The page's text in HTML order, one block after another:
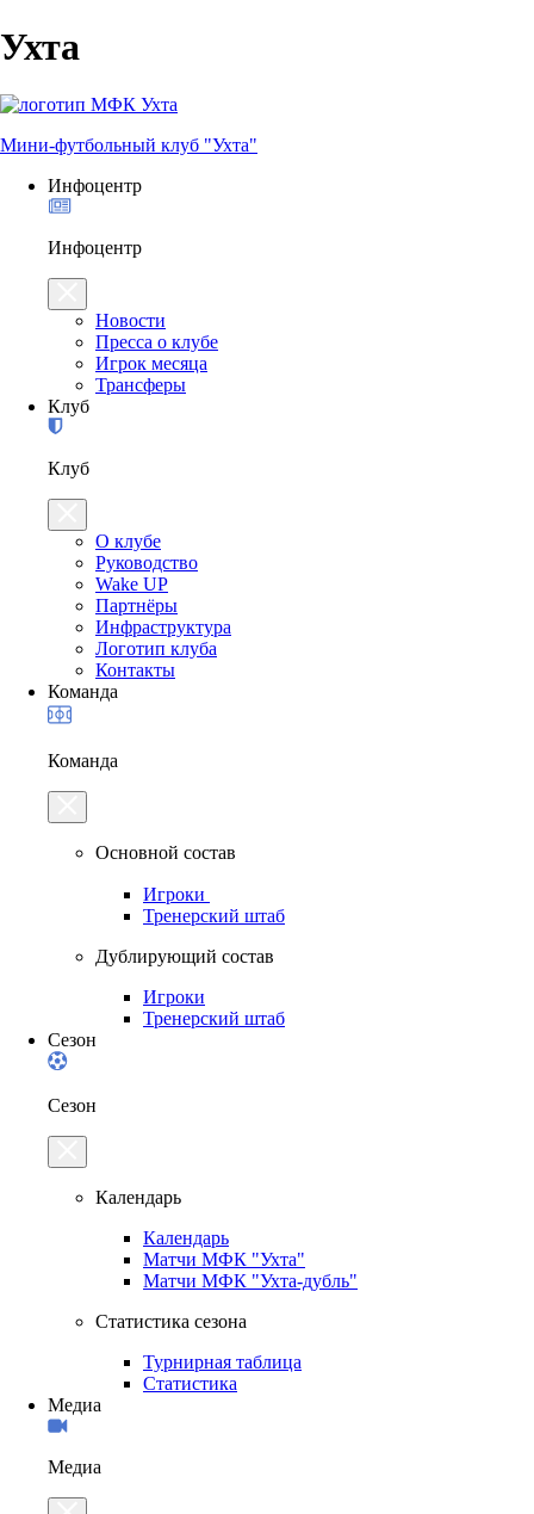
Ухта
Мини-футбольный клуб "Ухта"
Инфоцентр
Инфоцентр
Новости
Пресса о клубе
Игрок месяца
Трансферы
Клуб
Клуб
О клубе
Руководство
Wake UP
Партнёры
Инфраструктура
Логотип клуба
Контакты
Команда
Команда
Основной состав
Игроки
Тренерский штаб
Дублирующий состав
Игроки
Тренерский штаб
Сезон
Сезон
Календарь
Календарь
Матчи МФК "Ухта"
Матчи МФК "Ухта-дубль"
Статистика сезона
Турнирная таблица
Статистика
Медиа
Медиа